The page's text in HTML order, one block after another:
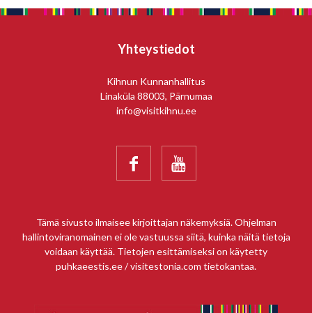
Yhteystiedot
Kihnun Kunnanhallitus
Linaküla 88003, Pärnumaa
info@visitkihnu.ee
 
Tämä sivusto ilmaisee kirjoittajan näkemyksiä. Ohjelman
hallintoviranomainen ei ole vastuussa siitä, kuinka näitä tietoja
voidaan käyttää. Tietojen esittämiseksi on käytetty
puhkaeestis.ee / visitestonia.com tietokantaa.